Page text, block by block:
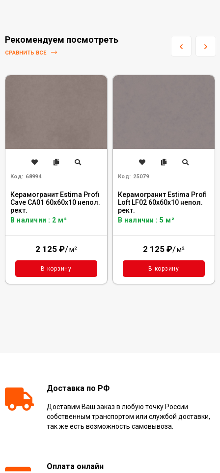
Рекомендуем посмотреть
СРАВНИТЬ ВСЕ
Код: 68994
Керамогранит Estima Profi
Cave CA01 60x60x10 непол.
рект.
В наличии : 2 м²
2 125 ₽/м²
В корзину
Код: 25079
Керамогранит Estima Profi
Loft LF02 60x60x10 непол.
рект.
В наличии : 5 м²
2 125 ₽/м²
В корзину
Доставка по РФ
Доставим Ваш заказ в любую точку России
собственным транспортом или службой доставки,
так же есть возможность самовывоза.
Оплата онлайн